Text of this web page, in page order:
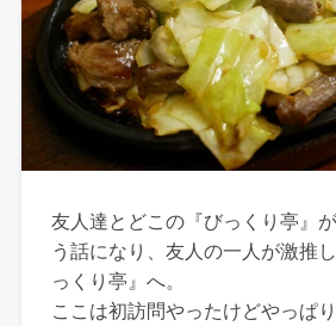
友人達とどこの『びっくり亭』
う話になり、友人の一人が激推
っくり亭』へ。
ここは初訪問やったけどやっぱ